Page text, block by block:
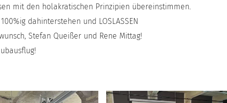
mit den holakratischen Prinzipien übereinstimmen.
dahinterstehen und LOSLASSEN
Stefan Queißer und Rene Mittag!